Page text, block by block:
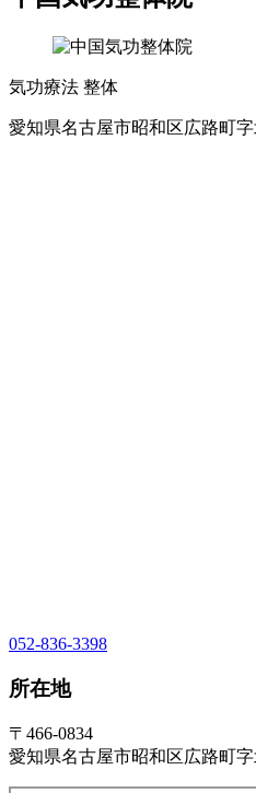
気功療法 整体
愛知県名古屋市昭和区広路町字
052-836-3398
所在地
〒466-0834
愛知県名古屋市昭和区広路町字